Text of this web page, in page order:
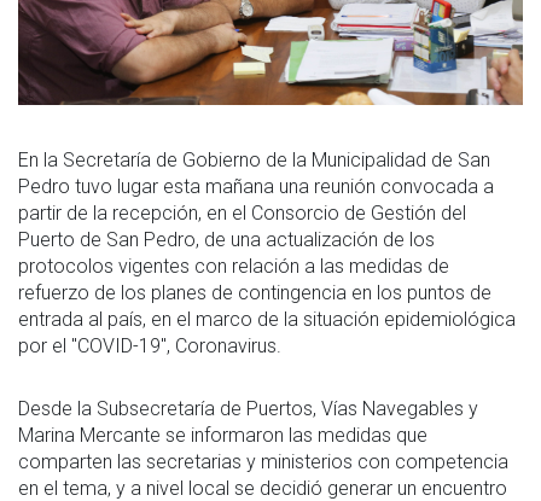
En la Secretaría de Gobierno de la Municipalidad de San
Pedro tuvo lugar esta mañana una reunión convocada a
partir de la recepción, en el Consorcio de Gestión del
Puerto de San Pedro, de una actualización de los
protocolos vigentes con relación a las medidas de
refuerzo de los planes de contingencia en los puntos de
entrada al país, en el marco de la situación epidemiológica
por el "COVID-19", Coronavirus.
Desde la Subsecretaría de Puertos, Vías Navegables y
Marina Mercante se informaron las medidas que
comparten las secretarias y ministerios con competencia
en el tema, y a nivel local se decidió generar un encuentro